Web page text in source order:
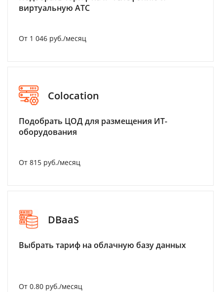
виртуальную АТС
От 1 046 руб./месяц
Colocation
Подобрать ЦОД для размещения ИТ-
оборудования
От 815 руб./месяц
DBaaS
Выбрать тариф на облачную базу данных
От 0.80 руб./месяц